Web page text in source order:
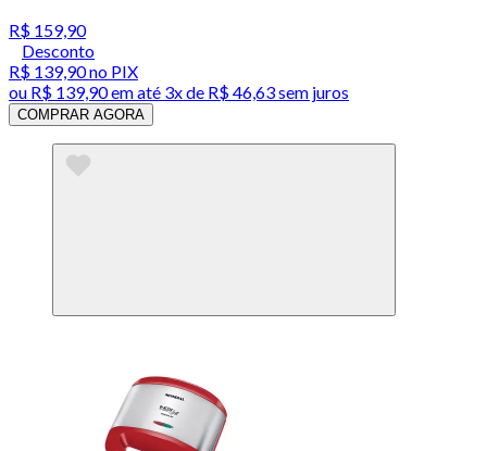
R$ 159,90
Desconto
R$ 139,90no PIX
ou R$ 139,90em até 3x de R$ 46,63 sem juros
COMPRAR AGORA